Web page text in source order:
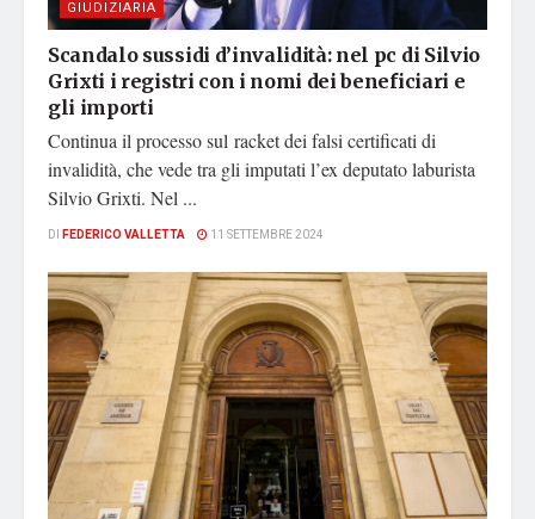
GIUDIZIARIA
Scandalo sussidi d’invalidità: nel pc di Silvio
Grixti i registri con i nomi dei beneficiari e
gli importi
Continua il processo sul racket dei falsi certificati di
invalidità, che vede tra gli imputati l’ex deputato laburista
Silvio Grixti. Nel ...
DI FEDERICO VALLETTA 11 SETTEMBRE 2024